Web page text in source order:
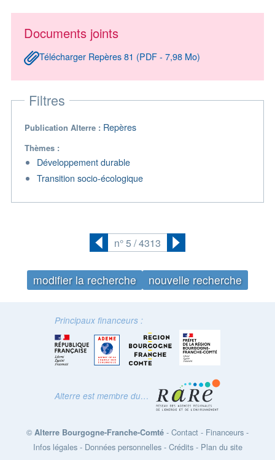
Documents joints
Télécharger Repères 81 (PDF - 7,98 Mo)
Filtres
Publication Alterre Repères
Thèmes
Développement durable
Transition socio-écologique
Précédent
n° 5 / 4313 Suivant
modifier la recherche nouvelle recherche
Principaux financeurs :
Alterre est membre du…
© Alterre Bourgogne-Franche-Comté - Contact - Financeurs -
Infos légales- Données personnelles- Crédits- Plan du site